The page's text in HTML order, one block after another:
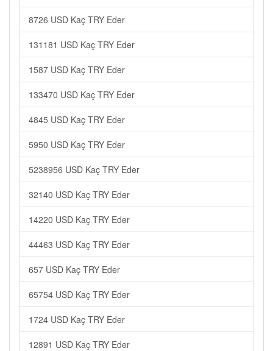
8726 USD Kaç TRY Eder
131181 USD Kaç TRY Eder
1587 USD Kaç TRY Eder
133470 USD Kaç TRY Eder
4845 USD Kaç TRY Eder
5950 USD Kaç TRY Eder
5238956 USD Kaç TRY Eder
32140 USD Kaç TRY Eder
14220 USD Kaç TRY Eder
44463 USD Kaç TRY Eder
657 USD Kaç TRY Eder
65754 USD Kaç TRY Eder
1724 USD Kaç TRY Eder
12891 USD Kaç TRY Eder